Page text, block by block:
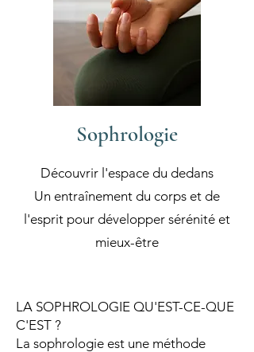
Sophrologie
Découvrir l'espace du dedans
Un entraînement du corps et de
l'esprit pour développer sérénité et
mieux-être
LA SOPHROLOGIE QU'EST-CE-QUE
C'EST ?
La sophrologie est une méthode